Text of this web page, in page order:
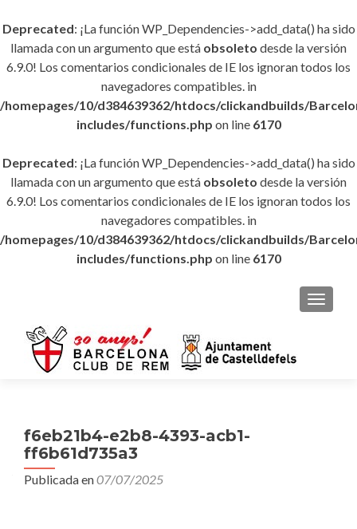
Deprecated: ¡La función WP_Dependencies->add_data() ha sido
llamada con un argumento que está obsoleto desde la versión
6.9.0! Los comentarios condicionales de IE los ignoran todos los
navegadores compatibles. in
/homepages/10/d384639362/htdocs/clickandbuilds/
includes/functions.php on line 6170
Deprecated: ¡La función WP_Dependencies->add_data() ha sido
llamada con un argumento que está obsoleto desde la versión
6.9.0! Los comentarios condicionales de IE los ignoran todos los
navegadores compatibles. in
/homepages/10/d384639362/htdocs/clickandbuilds/
includes/functions.php on line 6170
f6eb21b4-e2b8-4393-acb1-
ff6b61d735a3
Publicada en07/07/2025